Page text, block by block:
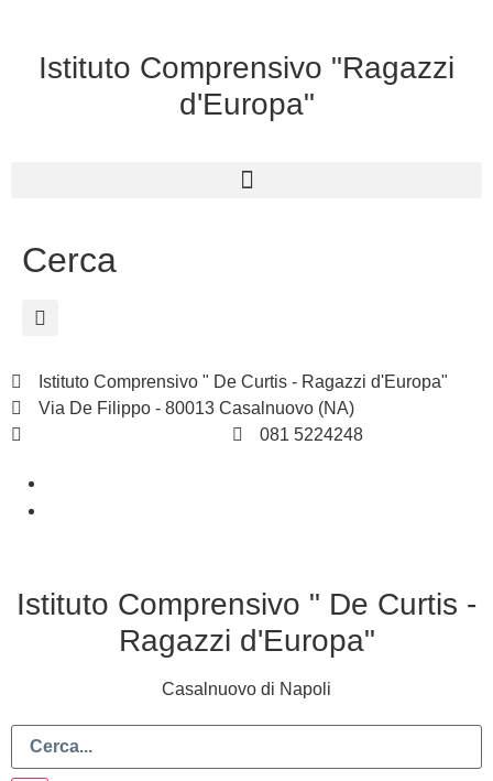
Istituto Comprensivo "Ragazzi
d'Europa"
Cerca
Istituto Comprensivo " De Curtis - Ragazzi d'Europa"
Via De Filippo - 80013 Casalnuovo (NA)
081 5224248
Istituto Comprensivo " De Curtis -
Ragazzi d'Europa"
Casalnuovo di Napoli